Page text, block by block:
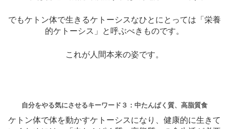
でもケトン体で生きるケトーシスなひとにとっては「栄養
的ケトーシス」と呼ぶべきものです。
これが人間本来の姿です。
自分をやる気にさせるキーワード３：中たんぱく質、高脂質食
ケトン体で体を動かすケトーシスになり、健康的に生きて